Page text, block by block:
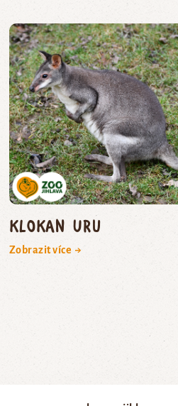
klokan uru
Zobrazit více →